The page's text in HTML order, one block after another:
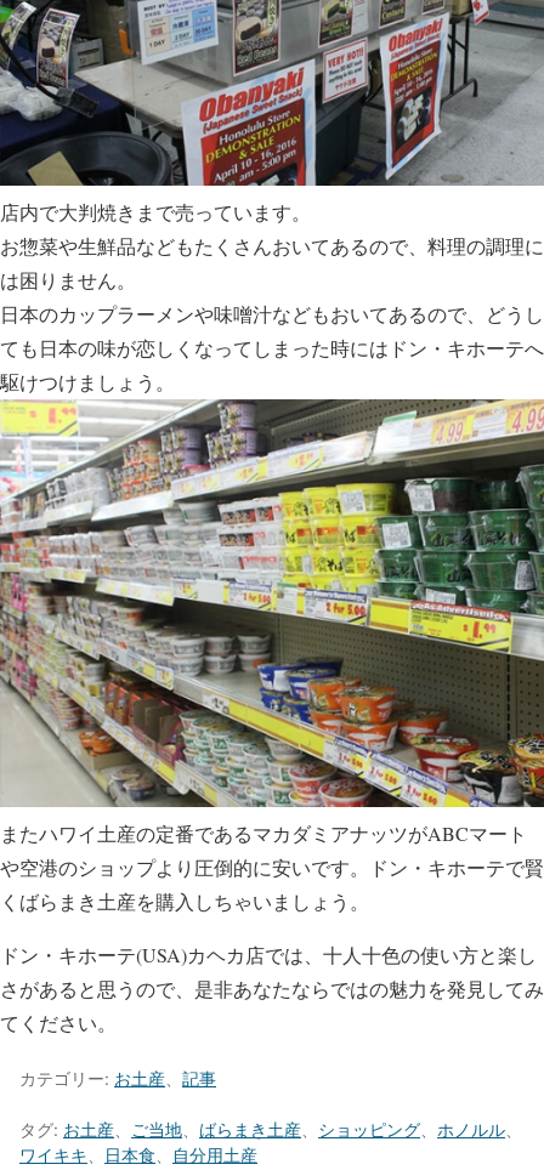
店内で大判焼きまで売っています。
お惣菜や生鮮品などもたくさんおいてあるので、料理の調理に
は困りません。
日本のカップラーメンや味噌汁などもおいてあるので、どうし
ても日本の味が恋しくなってしまった時にはドン・キホーテへ
駆けつけましょう。
またハワイ土産の定番であるマカダミアナッツがABCマート
や空港のショップより圧倒的に安いです。ドン・キホーテで賢
くばらまき土産を購入しちゃいましょう。
ドン・キホーテ(USA)カヘカ店では、十人十色の使い方と楽し
さがあると思うので、是非あなたならではの魅力を発見してみ
てください。
カテゴリー: お土産、 記事
タグ: お土産、 ご当地、 ばらまき土産、 ショッピング、 ホノルル、
ワイキキ、 日本食、 自分用土産